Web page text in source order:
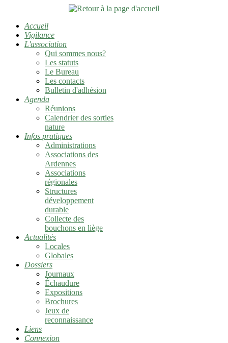
Accueil
Vigilance
L'association
Qui sommes nous?
Les statuts
Le Bureau
Les contacts
Bulletin d'adhésion
Agenda
Réunions
Calendrier des sorties
nature
Infos pratiques
Administrations
Associations des
Ardennes
Associations
régionales
Structures
développement
durable
Collecte des
bouchons en liège
Actualités
Locales
Globales
Dossiers
Journaux
Échaudure
Expositions
Brochures
Jeux de
reconnaissance
Liens
Connexion